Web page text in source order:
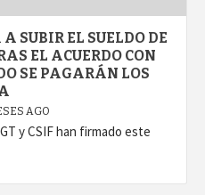
SUBIR EL SUELDO DE
EL ACUERDO CON
SE PAGARÁN LOS
AGO
y CSIF han firmado este